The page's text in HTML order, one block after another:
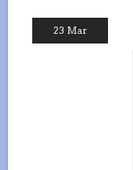
23 Mar